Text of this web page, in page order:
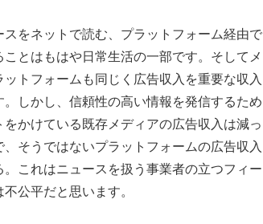
をネットで読む、プラットフォーム経由で
ことはもはや日常生活の一部です。そしてメ
ットフォームも同じく広告収入を重要な収入
。しかし、信頼性の高い情報を発信するため
をかけている既存メディアの広告収入は減っ
、そうではないプラットフォームの広告収入
。これはニュースを扱う事業者の立つフィー
公平だと思います。